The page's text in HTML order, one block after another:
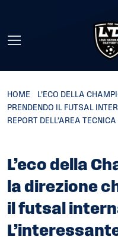
HOME
L’ECO DELLA
PRENDENDO IL FUTSAL
REPORT DELL’AREA TECNICA
L’eco della
la direzione
il futsal